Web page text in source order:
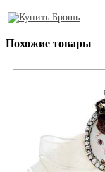
Похожие товары